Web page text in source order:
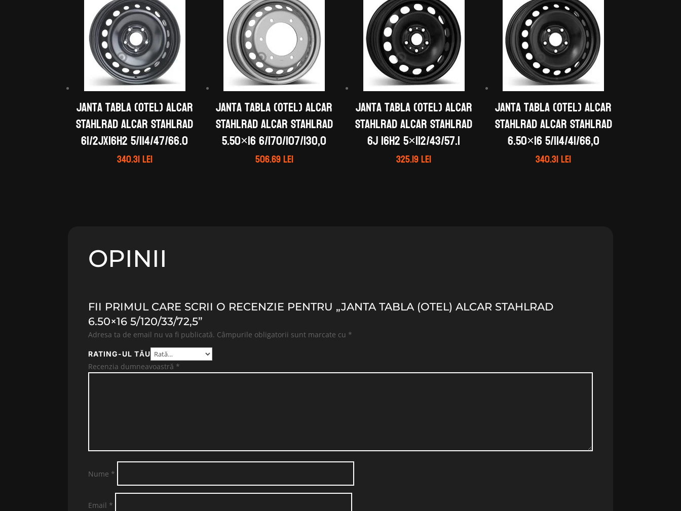
Janta tabla (otel) ALCAR
STAHLRAD ALCAR STAHLRAD
61/2Jx16H2 5/114/47/66.0
340.31lei
Janta tabla (otel) ALCAR
STAHLRAD ALCAR STAHLRAD
5.50×16 6/170/107/130,0
506.69lei
Janta tabla (otel) ALCAR
STAHLRAD ALCAR STAHLRAD
6J 16H2 5×112/43/57.1
325.19lei
Janta tabla (otel) ALCAR
STAHLRAD ALCAR STAHLRAD
6.50×16 5/114/41/66,0
340.31lei
OPINII
FII PRIMUL CARE SCRII O RECENZIE PENTRU „JANTA TABLA (OTEL) ALCAR STAHLRAD
6.50×16 5/120/33/72,5”
Adresa ta de email nu va fi publicată. Câmpurile obligatorii sunt marcate cu *
RATING-UL TĂU
Recenzia dumneavoastră *
Nume *
Email *